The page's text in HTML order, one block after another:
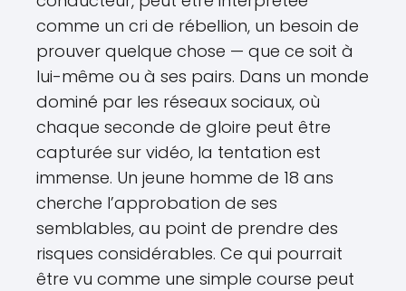
comme un cri de rébellion, un besoin de
prouver quelque chose — que ce soit à
lui-même ou à ses pairs. Dans un monde
dominé par les réseaux sociaux, où
chaque seconde de gloire peut être
capturée sur vidéo, la tentation est
immense. Un jeune homme de 18 ans
cherche l’approbation de ses
semblables, au point de prendre des
risques considérables. Ce qui pourrait
être vu comme une simple course peut